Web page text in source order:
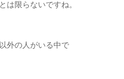
は限らないですね。
外の人がいる中で